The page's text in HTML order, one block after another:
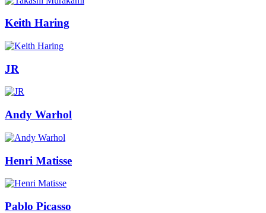
Keith Haring
JR
Andy Warhol
Henri Matisse
Pablo Picasso